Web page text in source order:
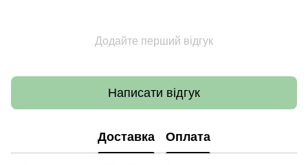
Додайте перший відгук
Написати відгук
Доставка Оплата